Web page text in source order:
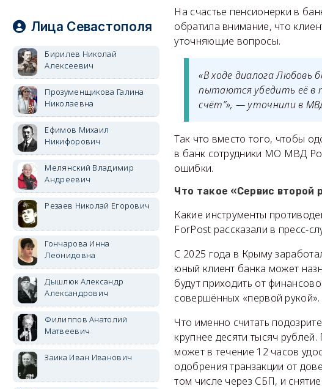
На счастье пенсионерки в
обратила внимание, что
уточняющие вопросы.
«В ходе диалога
пытаются убедить её в
счёт”», — уточнили в
Так что вместо того, чтобы
в банк сотрудники МО МВД
ошибки.
Что такое «Сервис второй
Какие инструменты
ForPost рассказали в пресс-
С 2025 года в Крыму
юный клиент банка может
будут приходить от
совершённых «первой рукой».
Что именно считать
крупнее десяти тысяч
может в течение 12 часов
одобрения транзакции от
том числе через СБП, и
Лица Севастополя
Бирилев Николай
Алексеевич
Прозуменщикова Галина
Николаевна
Ефимов Михаил
Никифорович
Мелянский Владимир
Андреевич
Резаев Николай Егорович
Гончарова Инна
Леонидовна
Дышлюк Александр
Александрович
Филиппов Анатолий
Матвеевич
Заика Иван Иванович